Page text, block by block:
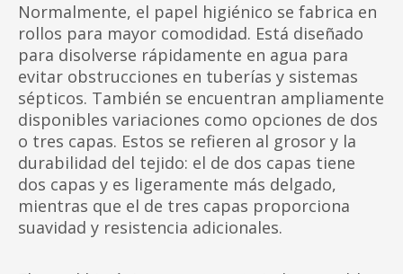
Normalmente, el papel higiénico se fabrica en
rollos para mayor comodidad. Está diseñado
para disolverse rápidamente en agua para
evitar obstrucciones en tuberías y sistemas
sépticos. También se encuentran ampliamente
disponibles variaciones como opciones de dos
o tres capas. Estos se refieren al grosor y la
durabilidad del tejido: el de dos capas tiene
dos capas y es ligeramente más delgado,
mientras que el de tres capas proporciona
suavidad y resistencia adicionales.